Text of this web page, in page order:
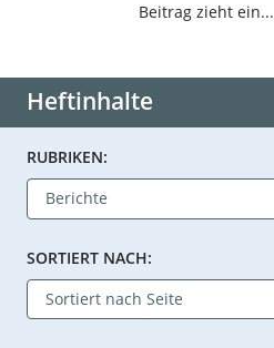
Beitrag zieht ein...
Heftinhalte
RUBRIKEN:
SORTIERT NACH: